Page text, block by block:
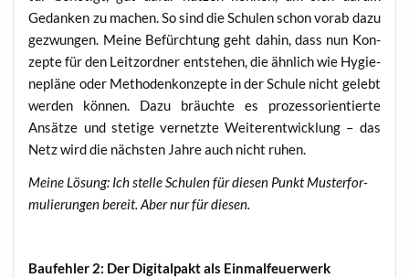
Gedan­ken zu machen. So sind die Schu­len schon vor­ab dazu
gezwun­gen. Mei­ne Befürch­tung geht dahin, dass nun Kon­
zep­te für den Leit­z­ord­ner ent­ste­hen, die ähn­lich wie Hygie­
ne­plä­ne oder Metho­den­kon­zep­te in der Schu­le nicht gelebt
wer­den kön­nen. Dazu bräuch­te es pro­zess­ori­en­tier­te
Ansät­ze und ste­ti­ge ver­netz­te Wei­ter­ent­wick­lung – das
Netz wird die nächs­ten Jah­re auch nicht ruhen.
Mei­ne Lösung: Ich stel­le Schu­len für die­sen Punkt Mus­ter­for­
mu­lie­run­gen bereit. Aber nur für diesen.
Bau­feh­ler 2: Der Digi­tal­pakt als Einmalfeuerwerk